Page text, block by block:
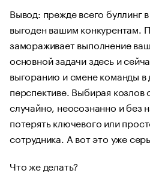
Вывод: прежде всего буллинг
выгоден вашим конкурентам.
замораживает выполнение
основной задачи здесь и
выгоранию и смене команды в
перспективе. Выбирая
случайно, неосознанно и без
потерять ключевого или
сотрудника. А вот это уже
Что же делать?